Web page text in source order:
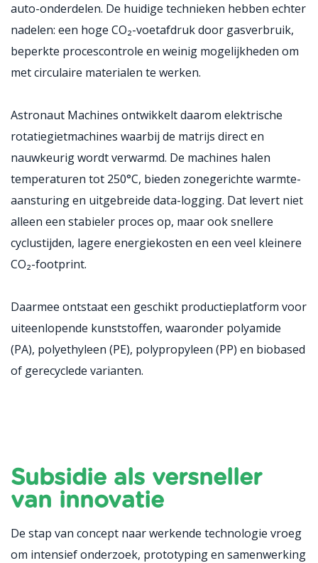
auto-onderdelen. De huidige technieken hebben echter
nadelen: een hoge CO₂-voetafdruk door gasverbruik,
beperkte procescontrole en weinig mogelijkheden om
met circulaire materialen te werken.
Astronaut Machines ontwikkelt daarom elektrische
rotatiegietmachines waarbij de matrijs direct en
nauwkeurig wordt verwarmd. De machines halen
temperaturen tot 250°C, bieden zonegerichte warmte-
aansturing en uitgebreide data-logging. Dat levert niet
alleen een stabieler proces op, maar ook snellere
cyclustijden, lagere energiekosten en een veel kleinere
CO₂-footprint.
Daarmee ontstaat een geschikt productieplatform voor
uiteenlopende kunststoffen, waaronder polyamide
(PA), polyethyleen (PE), polypropyleen (PP) en biobased
of gerecyclede varianten.
Subsidie als versneller
van innovatie
De stap van concept naar werkende technologie vroeg
om intensief onderzoek, prototyping en samenwerking